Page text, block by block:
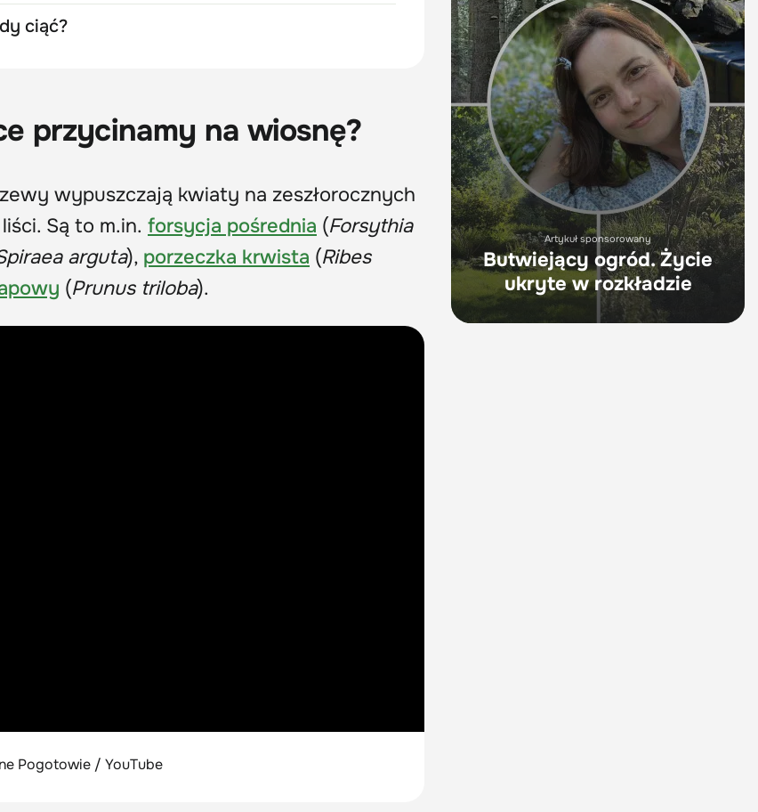
ciąć?
przycinamy na wiosnę?
wypuszczają kwiaty na zeszłorocznych
Są to m.in. forsycja pośrednia (Forsythia
arguta), porzeczka krwista (Ribes
(Prunus triloba).
Pogotowie / YouTube
Artykuł sponsorowany
Butwiejący ogród. Życie
ukryte w rozkładzie